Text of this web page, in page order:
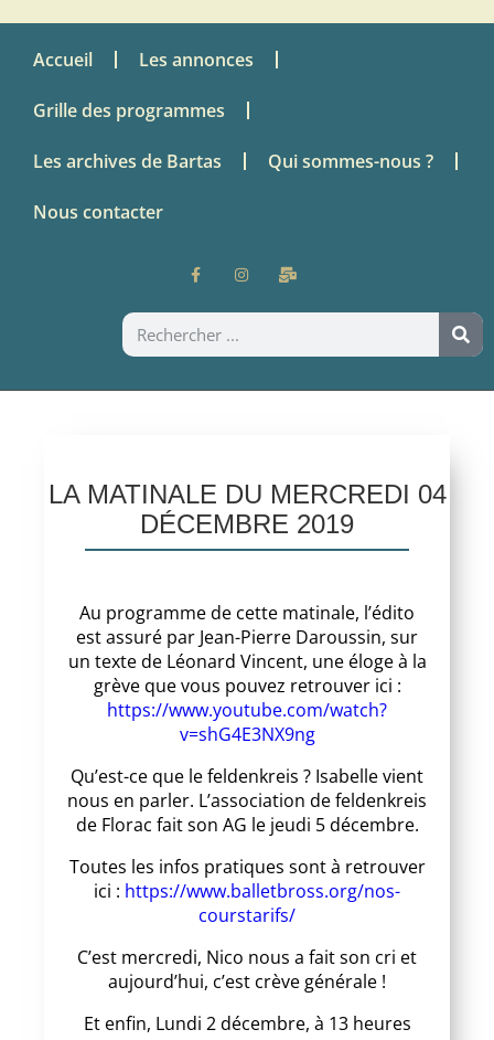
Accueil Les annonces
Grille des programmes
Les archives de Bartas Qui sommes-nous ?
Nous contacter
LA MATINALE DU MERCREDI 04
DÉCEMBRE 2019
Au programme de cette matinale, l’édito
est assuré par Jean-Pierre Daroussin, sur
un texte de Léonard Vincent, une éloge à la
grève que vous pouvez retrouver ici :
https://www.youtube.com/watch?
v=shG4E3NX9ng
Qu’est-ce que le feldenkreis ? Isabelle vient
nous en parler. L’association de feldenkreis
de Florac fait son AG le jeudi 5 décembre.
Toutes les infos pratiques sont à retrouver
ici : https://www.balletbross.org/nos-
courstarifs/
C’est mercredi, Nico nous a fait son cri et
aujourd’hui, c’est crève générale !
Et enfin, Lundi 2 décembre, à 13 heures